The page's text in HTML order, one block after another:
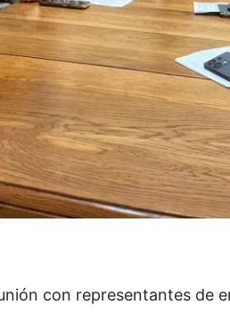
con representantes de